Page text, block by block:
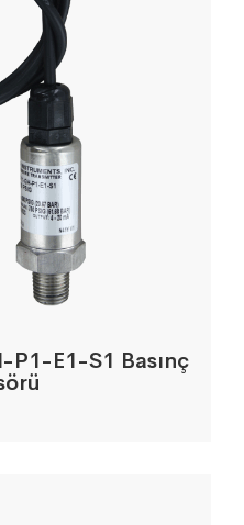
E1-S1 Basınç